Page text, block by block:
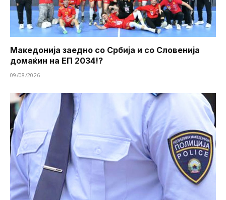
Македонија заедно со Србија и со Словенија
домаќин на ЕП 2034!?
09/08/2026